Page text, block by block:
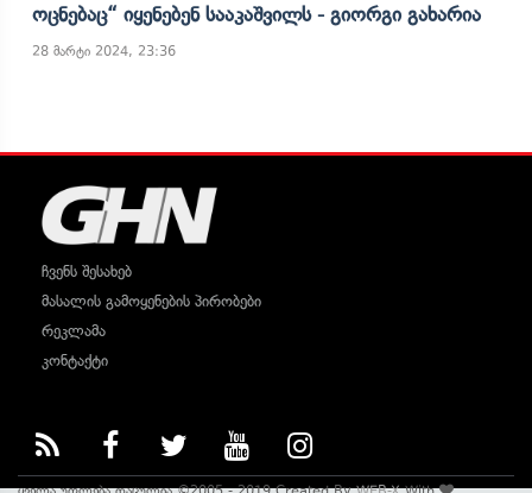
Ოცნებაც“ Იყენებენ Სააკაშვილს - Გიორგი Გახარია
28 მარტი 2024, 23:36
ჩვენს შესახებ
მასალის გამოყენების პირობები
რეკლამა
კონტაქტი